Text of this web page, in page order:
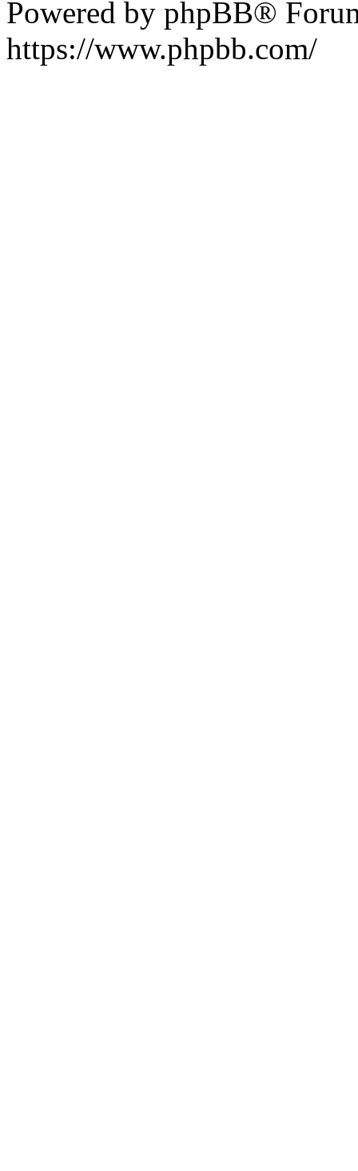
Powered by phpBB®
https://www.phpbb.com/